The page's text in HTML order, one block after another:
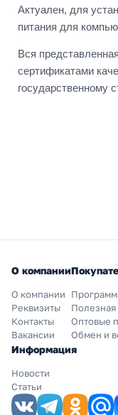
Актуален, для
питания для
Вся
сертификатами
государственному
О компании
О компании
Реквизиты
Контакты
Вакансии
Оптовые
Обмен и
Информация
Новости
Статьи